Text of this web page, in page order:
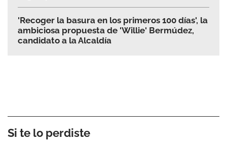
'Recoger la basura en los primeros 100 días', la
ambiciosa propuesta de 'Willie' Bermúdez,
candidato a la Alcaldía
Si te lo perdiste